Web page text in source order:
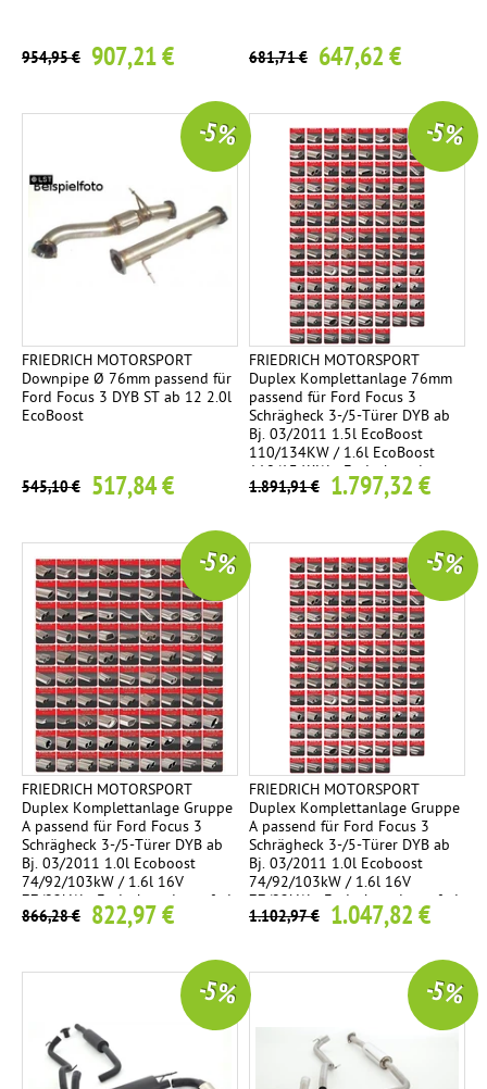
954,95 € 907,21 € 681,71 € 647,62 €
FRIEDRICH MOTORSPORT
Downpipe Ø 76mm passend für
Ford Focus 3 DYB ST ab 12 2.0l
EcoBoost
545,10 € 517,84 €
-5 %
FRIEDRICH MOTORSPORT
Duplex Komplettanlage 76mm
passend für Ford Focus 3
Schrägheck 3-/5-Türer DYB ab
Bj. 03/2011 1.5l EcoBoost
110/134KW / 1.6l EcoBoost
110/134KW - Endrohrvariante
frei wählbar
1.891,91 € 1.797,32 €
-5 %
FRIEDRICH MOTORSPORT
Duplex Komplettanlage Gruppe
A passend für Ford Focus 3
Schrägheck 3-/5-Türer DYB ab
Bj. 03/2011 1.0l Ecoboost
74/92/103kW / 1.6l 16V
77/92kW - Endrohrvariante frei
wählbar
866,28 € 822,97 €
-5 %
FRIEDRICH MOTORSPORT
Duplex Komplettanlage Gruppe
A passend für Ford Focus 3
Schrägheck 3-/5-Türer DYB ab
Bj. 03/2011 1.0l Ecoboost
74/92/103kW / 1.6l 16V
77/92kW - Endrohrvariante frei
wählbar
1.102,97 € 1.047,82 €
-5 %
-5 % -5 %